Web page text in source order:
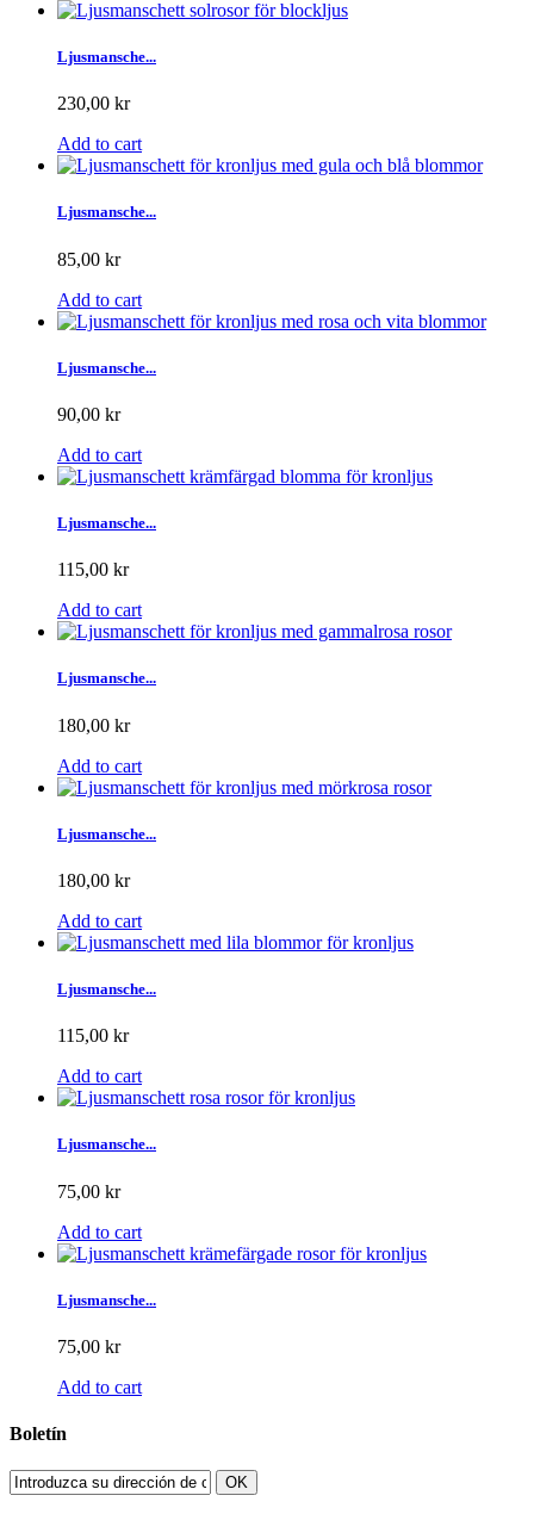
Ljusmansche...
230,00 kr
Add to cart
Ljusmansche...
85,00 kr
Add to cart
Ljusmansche...
90,00 kr
Add to cart
Ljusmansche...
115,00 kr
Add to cart
Ljusmansche...
180,00 kr
Add to cart
Ljusmansche...
180,00 kr
Add to cart
Ljusmansche...
115,00 kr
Add to cart
Ljusmansche...
75,00 kr
Add to cart
Ljusmansche...
75,00 kr
Add to cart
Boletín
OK